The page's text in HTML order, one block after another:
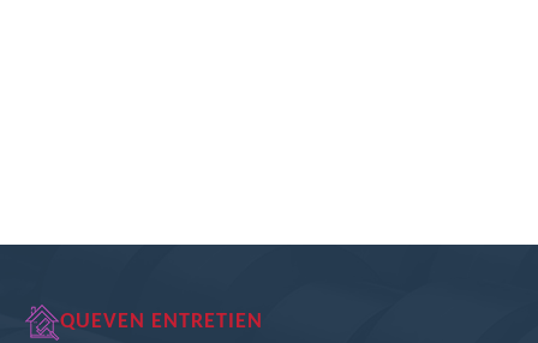
QUEVEN ENTRETIEN